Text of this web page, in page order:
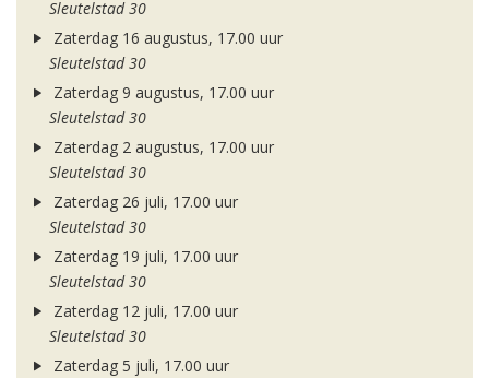
Sleutelstad 30
Zaterdag 16 augustus, 17.00 uur
Sleutelstad 30
Zaterdag 9 augustus, 17.00 uur
Sleutelstad 30
Zaterdag 2 augustus, 17.00 uur
Sleutelstad 30
Zaterdag 26 juli, 17.00 uur
Sleutelstad 30
Zaterdag 19 juli, 17.00 uur
Sleutelstad 30
Zaterdag 12 juli, 17.00 uur
Sleutelstad 30
Zaterdag 5 juli, 17.00 uur